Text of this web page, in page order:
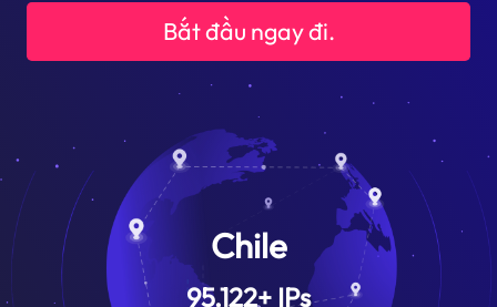
Bắt đầu ngay đi.
Chile
95,122+ IPs